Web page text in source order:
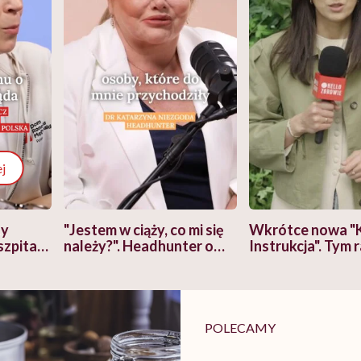
"Jestem w ciąży, co mi się
należy?". Headhunter o
pracy
Wkrótce nowa
Instrukcja". Tym
POLECAMY